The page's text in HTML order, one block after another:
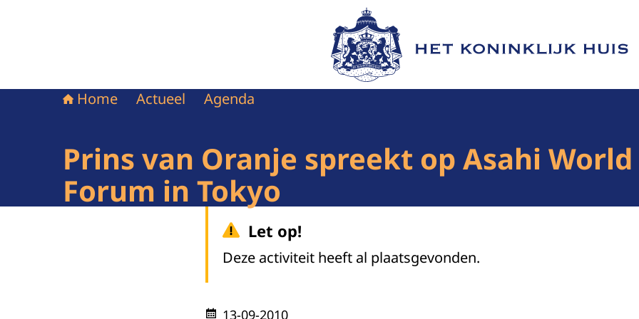
Naar de homepage van Het Koninklijk Huis
Home Actueel Agenda
Prins van Oranje spreekt op Asahi
Forum in Tokyo
Let op!
Deze activiteit heeft al plaatsgevonden.
13-09-2010